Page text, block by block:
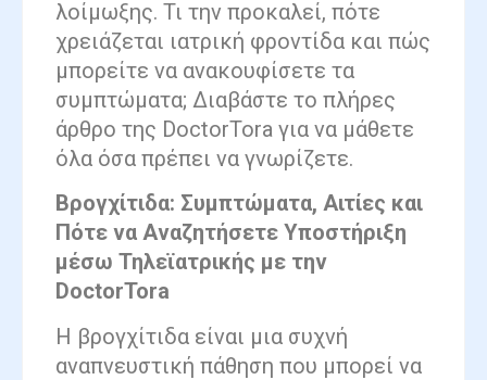
λοίμωξης. Τι την προκαλεί, πότε
χρειάζεται ιατρική φροντίδα και πώς
μπορείτε να ανακουφίσετε τα
συμπτώματα; Διαβάστε το πλήρες
άρθρο της DoctorTora για να μάθετε
όλα όσα πρέπει να γνωρίζετε.
Βρογχίτιδα: Συμπτώματα, Αιτίες και
Πότε να Αναζητήσετε Υποστήριξη
μέσω Τηλεϊατρικής με την
DoctorTora
Η βρογχίτιδα είναι μια συχνή
αναπνευστική πάθηση που μπορεί να